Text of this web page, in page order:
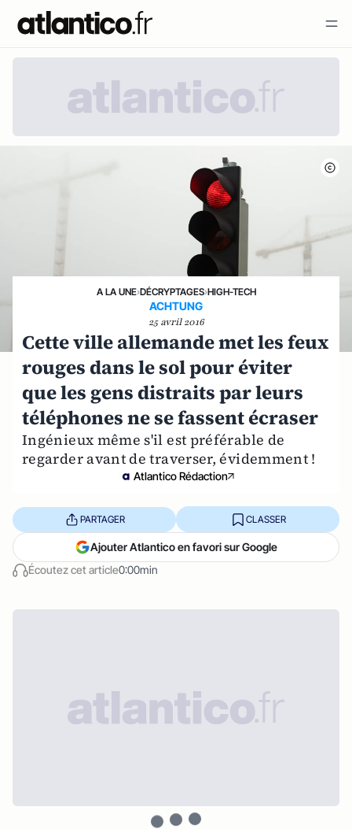
A LA UNE›DÉCRYPTAGES›HIGH-TECH
ACHTUNG
25 avril 2016
Cette ville allemande met les feux
rouges dans le sol pour éviter
que les gens distraits par leurs
téléphones ne se fassent écraser
Ingénieux même s'il est préférable de
regarder avant de traverser, évidemment !
Atlantico Rédaction
Écoutez cet article0:00min
PARTAGER CLASSER
Ajouter Atlantico en favori sur Google